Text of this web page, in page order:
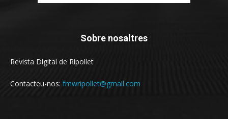
Sobre nosaltres
Revista Digital de Ripollet
Contacteu-nos: fmwripollet@gmail.com